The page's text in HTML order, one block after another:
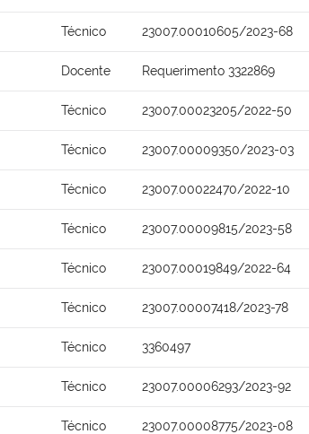
Técnico 23007.00010605/2023-68
Docente Requerimento 3322869
Técnico 23007.00023205/2022-50
Técnico 23007.00009350/2023-03
Técnico 23007.00022470/2022-10
Técnico 23007.00009815/2023-58
Técnico 23007.00019849/2022-64
Técnico 23007.00007418/2023-78
Técnico 3360497
Técnico 23007.00006293/2023-92
Técnico 23007.00008775/2023-08